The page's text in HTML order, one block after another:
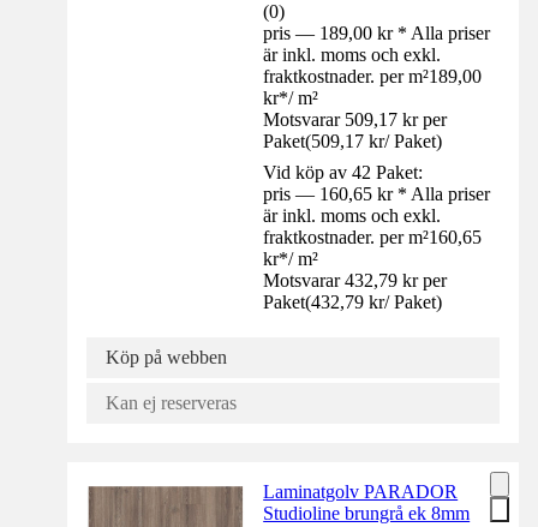
(0)
pris — 189,00 kr * Alla priser
är inkl. moms och exkl.
fraktkostnader. per m²189,00
kr*/ m²
Motsvarar 509,17 kr per
Paket(509,17 kr/ Paket)
Vid köp av 42 Paket:
pris — 160,65 kr * Alla priser
är inkl. moms och exkl.
fraktkostnader. per m²160,65
kr*/ m²
Motsvarar 432,79 kr per
Paket(432,79 kr/ Paket)
Köp på webben
Kan ej reserveras
Laminatgolv PARADOR
Studioline brungrå ek 8mm